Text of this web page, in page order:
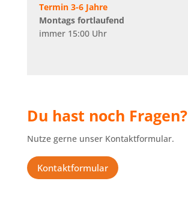
Termin 3-6 Jahre
Montags fortlaufend
immer 15:00 Uhr
Du hast noch Fragen?
Nutze gerne unser Kontaktformular.
Kontaktformular